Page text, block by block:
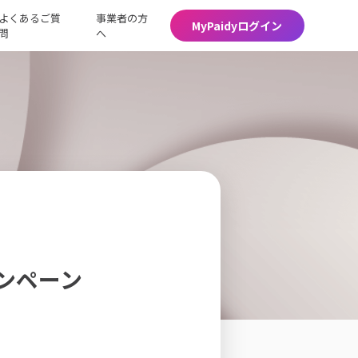
くあるご質
事業者の方
へ
MyPaidyログイン
ペーン